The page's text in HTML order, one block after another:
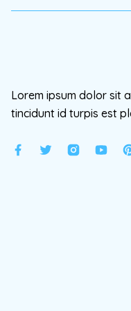
Lorem ipsum dolor sit
tincidunt id turpis est